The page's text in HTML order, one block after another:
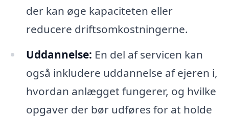
der kan øge kapaciteten eller
reducere driftsomkostningerne.
Uddannelse: En del af servicen kan
også inkludere uddannelse af ejeren i,
hvordan anlægget fungerer, og hvilke
opgaver der bør udføres for at holde